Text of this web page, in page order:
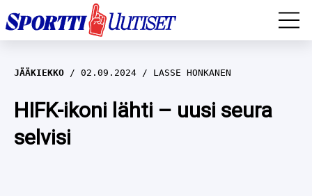
EM-YLEISURHEILU
JÄÄKIEKKO
YLEISURHEILU
JÄÄKIEKKO 02.09.2024 LASSE HONKANEN
HIFK-ikoni lähti – uusi seura
selvisi